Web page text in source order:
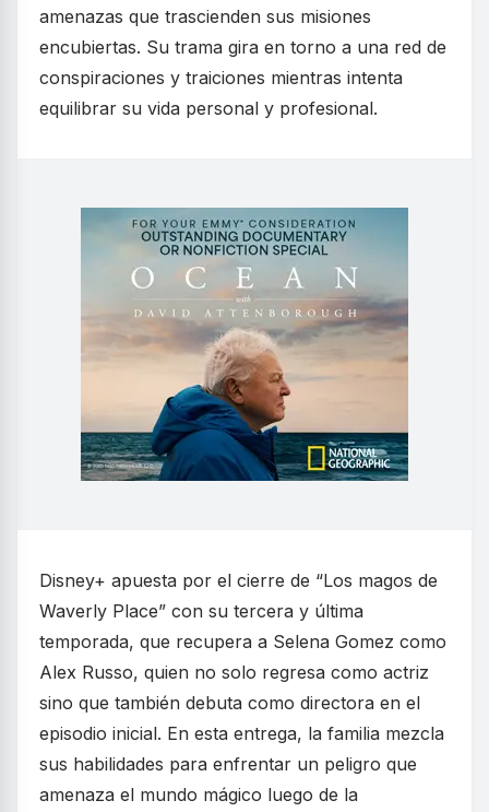
amenazas que trascienden sus misiones
encubiertas. Su trama gira en torno a una red de
conspiraciones y traiciones mientras intenta
equilibrar su vida personal y profesional.
Disney+ apuesta por el cierre de “Los magos de
Waverly Place” con su tercera y última
temporada, que recupera a Selena Gomez como
Alex Russo, quien no solo regresa como actriz
sino que también debuta como directora en el
episodio inicial. En esta entrega, la familia mezcla
sus habilidades para enfrentar un peligro que
amenaza el mundo mágico luego de la